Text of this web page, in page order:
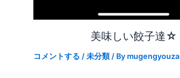
美味しい餃子達☆
コメントする /未分類/ Bymugengyouza